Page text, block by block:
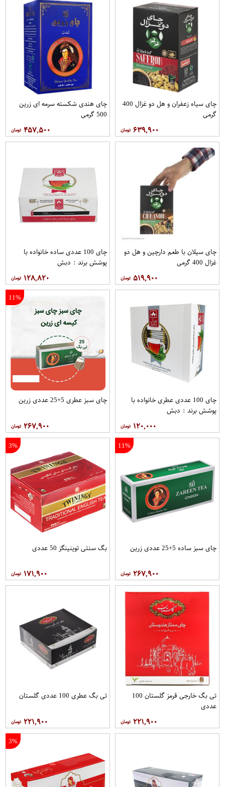
چای سیاه زعفران و هل دو غزال 400
گرمی
۶۳۹,۹۰۰
چای هندی شکسته سرمه ای زرین
500 گرمی
۴۵۷,۵۰۰
چای سیلان با طعم دارچین و هل دو
غزال 400 گرمی
۵۱۹,۹۰۰
چای 100 عددی ساده خانواده با
پوشش برند : دبش
۱۲۸,۸۲۰
چای 100 عددی عطری خانواده با
پوشش برند : دبش
۱۲۰,۰۰۰
11%
چای سبز عطری 5+25 عددی زرین
۲۶۷,۹۰۰
11%
چای سبز ساده 5+25 عددی زرین
۲۶۷,۹۰۰
3%
بگ سنتی توینینگز 50 عددی
۱۷۱,۹۰۰
تی بگ خارجی قرمز گلستان 100
عددی
۲۲۱,۹۰۰
تی بگ عطری 100 عددی گلستان
۲۲۱,۹۰۰
3%